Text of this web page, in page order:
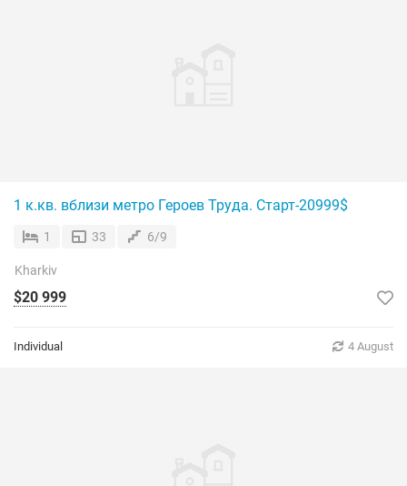
1 к.кв. вблизи метро Героев Труда. Старт-20999$
1 33 6/9
Kharkiv
$20 999
Individual 4 August